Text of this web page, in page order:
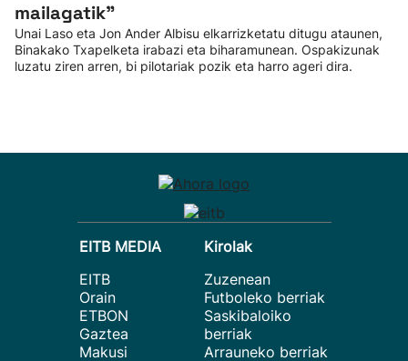
mailagatik”
Unai Laso eta Jon Ander Albisu elkarrizketatu ditugu ataunen,
Binakako Txapelketa irabazi eta biharamunean. Ospakizunak
luzatu ziren arren, bi pilotariak pozik eta harro ageri dira.
EITB MEDIA
EITB
Orain
ETBON
Gaztea
Makusi
Kirolak
Zuzenean
Futboleko berriak
Saskibaloiko
berriak
Arrauneko berriak